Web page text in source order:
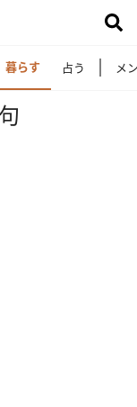
暮らす 占う メ